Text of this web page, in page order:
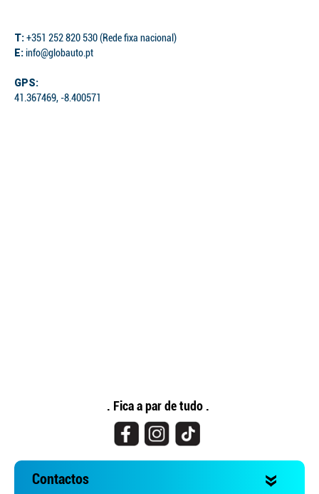
T:+351 252 820 530 (Rede fixa nacional)
E:info@globauto.pt
GPS:
41.367469, -8.400571
. Fica a par de tudo .
Contactos